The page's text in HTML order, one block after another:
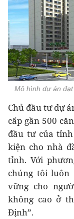
Mô hình dự án
Chủ đầu tư dự
cấp gần 500
đầu tư của
kiện cho nhà
tỉnh. Với
chúng tôi luôn
vững cho
không cao ở
Định”.